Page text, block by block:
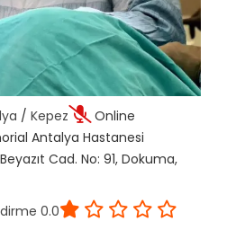
/ Kepez
Online
Antalya Hastanesi
Cad. No: 91, Dokuma,
0.0